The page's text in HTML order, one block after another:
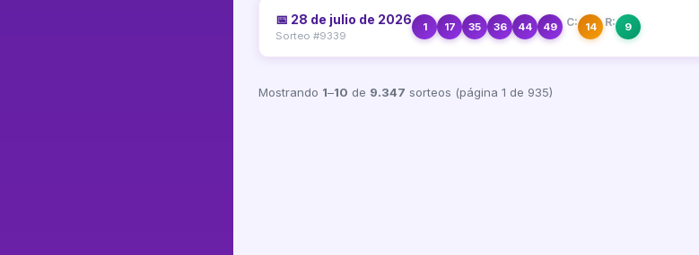
📅 28 de julio de 2026
Sorteo #9339
1 17 35 36 44 49 C: 14 R: 9
Mostrando 1–10 de 9.347 sorteos (página 1 de 935)